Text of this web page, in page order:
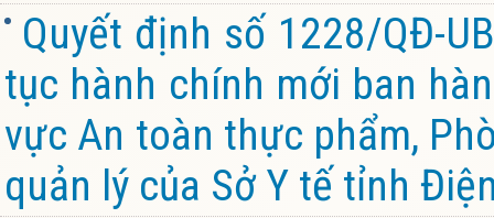
Quyết định số 1228/QĐ-
tục hành chính mới ban
vực An toàn thực phẩm,
quản lý của Sở Y tế tỉnh